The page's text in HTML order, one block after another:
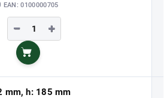
EAN: 0100000705
+
−
Do košíka
mm, h: 185 mm